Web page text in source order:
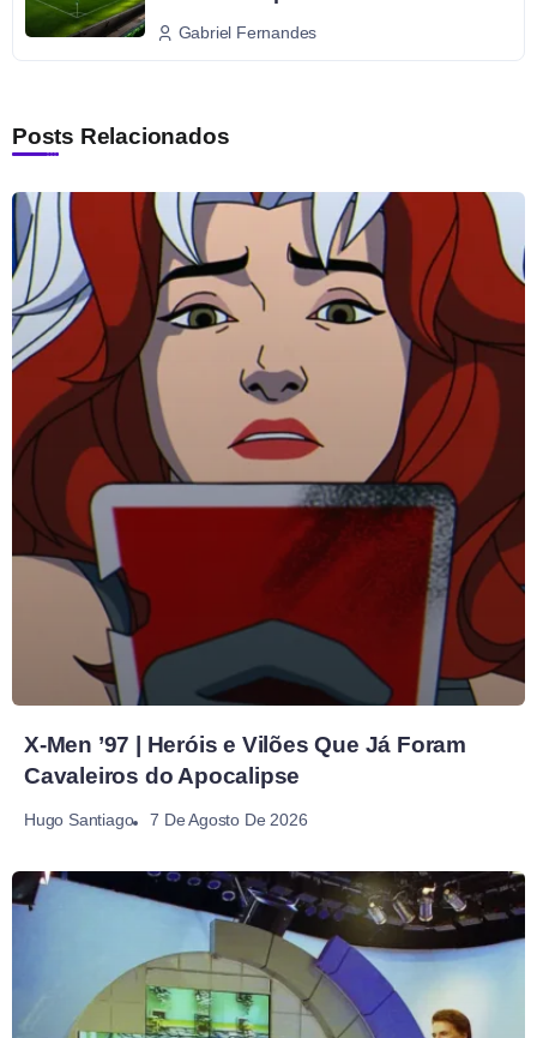
Gabriel Fernandes
Posts Relacionados
X-Men ’97 | Heróis e Vilões Que Já Foram
Cavaleiros do Apocalipse
Hugo Santiago 7 De Agosto De 2026